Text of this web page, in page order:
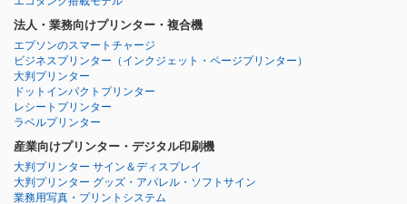
法人・業務向けプリンター・複合機
エプソンのスマートチャージ
ビジネスプリンター （インクジェット・ページプリンター）
大判プリンター
ドットインパクトプリンター
レシートプリンター
ラベルプリンター
産業向けプリンター・デジタル印刷機
大判プリンター サイン＆ディスプレイ
大判プリンター グッズ・アパレル・ソフトサイン
業務用写真・プリントシステム